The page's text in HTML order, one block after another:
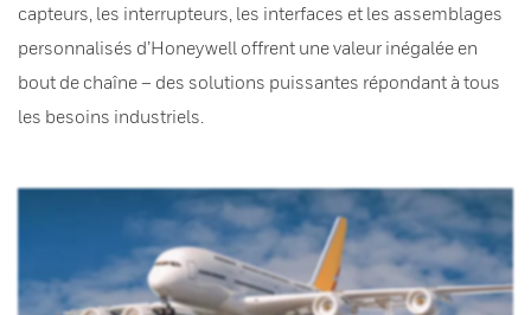
capteurs, les interrupteurs, les interfaces et les assemblages
personnalisés d’Honeywell offrent une valeur inégalée en
bout de chaîne – des solutions puissantes répondant à tous
les besoins industriels.